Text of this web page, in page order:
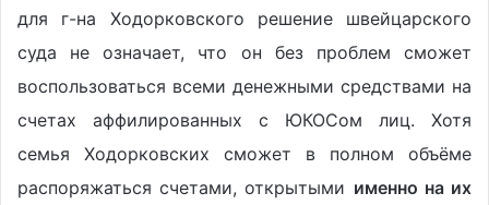
для г-на Ходорковского решение швейцарского
суда не означает, что он без проблем сможет
воспользоваться всеми денежными средствами на
счетах аффилированных с ЮКОСом лиц. Хотя
семья Ходорковских сможет в полном объёме
распоряжаться счетами, открытыми именно на их